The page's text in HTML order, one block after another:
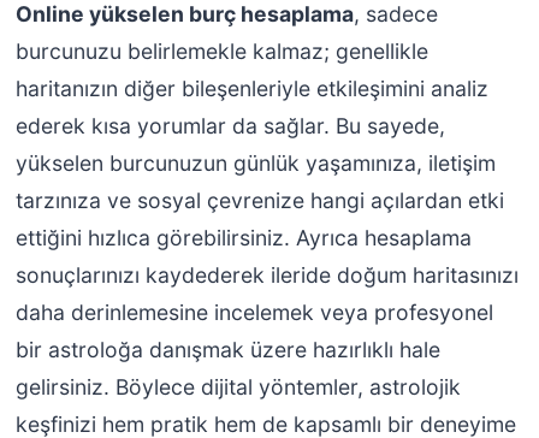
Online yükselen burç hesaplama, sadece
burcunuzu belirlemekle kalmaz; genellikle
haritanızın diğer bileşenleriyle etkileşimini analiz
ederek kısa yorumlar da sağlar. Bu sayede,
yükselen burcunuzun günlük yaşamınıza, iletişim
tarzınıza ve sosyal çevrenize hangi açılardan etki
ettiğini hızlıca görebilirsiniz. Ayrıca hesaplama
sonuçlarınızı kaydederek ileride doğum haritasınızı
daha derinlemesine incelemek veya profesyonel
bir astroloğa danışmak üzere hazırlıklı hale
gelirsiniz. Böylece dijital yöntemler, astrolojik
keşfinizi hem pratik hem de kapsamlı bir deneyime